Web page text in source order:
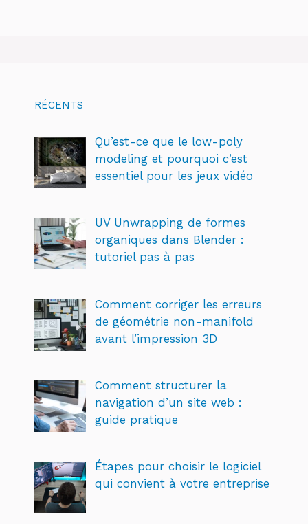
RÉCENTS
Qu’est-ce que le low-poly
modeling et pourquoi c’est
essentiel pour les jeux vidéo
UV Unwrapping de formes
organiques dans Blender :
tutoriel pas à pas
Comment corriger les erreurs
de géométrie non-manifold
avant l’impression 3D
Comment structurer la
navigation d’un site web :
guide pratique
Étapes pour choisir le logiciel
qui convient à votre entreprise